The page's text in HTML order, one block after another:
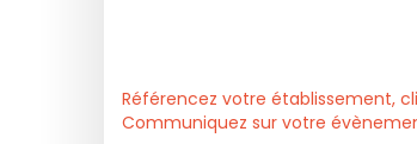
Référencez votre établissement,
Communiquez sur votre